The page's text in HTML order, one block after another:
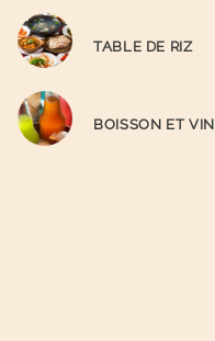
TABLE DE RIZ
BOISSON ET VIN